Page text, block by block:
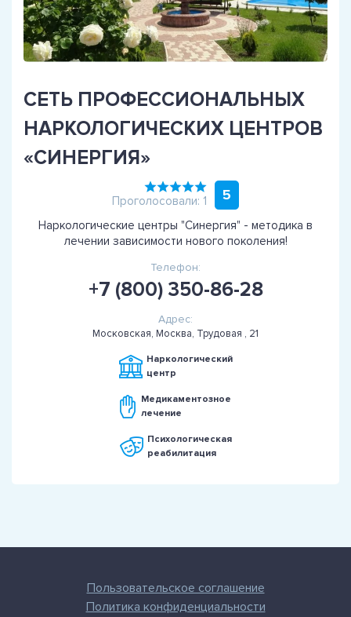
СЕТЬ ПРОФЕССИОНАЛЬНЫХ
НАРКОЛОГИЧЕСКИХ ЦЕНТРОВ
«СИНЕРГИЯ»
Проголосовали: 1 5
Наркологические центры "Синергия" - методика в
лечении зависимости нового поколения!
Телефон:
+7 (800) 350-86-28
Адрес:
Московская, Москва, Трудовая , 21
Наркологический
центр
Медикаментозное
лечение
Психологическая
реабилитация
Пользовательское соглашение
Политика конфиденциальности